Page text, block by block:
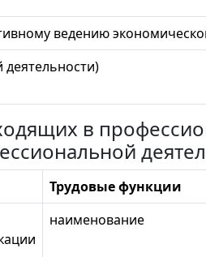
ведению
в
Трудовые функции
наименование